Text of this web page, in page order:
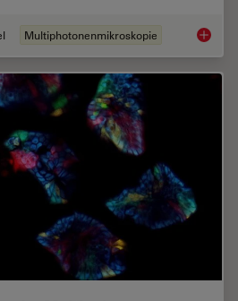
Multiphotonenmikroskopie